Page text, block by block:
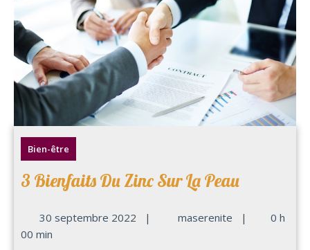
Bien-être
3 Bienfaits Du Zinc Sur La Peau
30 septembre 2022 | maserenite |
0 h
00 min